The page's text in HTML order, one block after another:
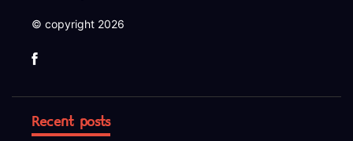
© copyright 2026
Recent posts